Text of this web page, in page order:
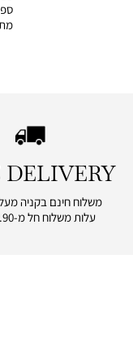
|
free
|
DELIVERY
משלוח חינם בקניה מעל 249
עלות משלוח חל מ-14.90 ש"ח